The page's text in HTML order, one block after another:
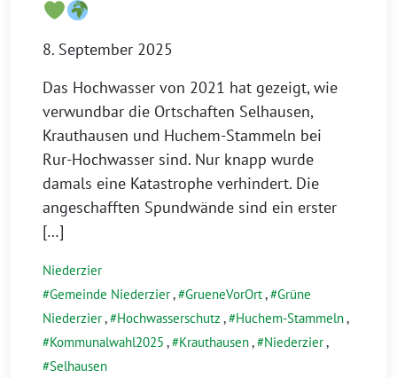
8. September 2025
Das Hochwasser von 2021 hat gezeigt, wie
verwundbar die Ortschaften Selhausen,
Krauthausen und Huchem-Stammeln bei
Rur-Hochwasser sind. Nur knapp wurde
damals eine Katastrophe verhindert. Die
angeschafften Spundwände sind ein erster
[…]
Niederzier
Gemeinde Niederzier, GrueneVorOrt, Grüne
Niederzier, Hochwasserschutz , Huchem-Stammeln,
Kommunalwahl2025 , Krauthausen, Niederzier,
Selhausen